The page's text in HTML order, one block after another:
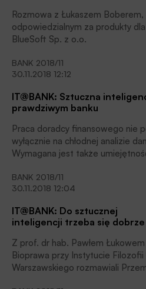
Rozmowa z Łukaszem
odpowiedzialnym za produkty
BlueSoft Sp. z o.o.
BANK 2018/11
30.11.2018 12:12
IT@BANK: Sztuczna
prawdziwym banku
Praca doradcy finansowego nie
wyłącznie na chłodnej analizie
Wymagana jest także
klienta. Sztuczna inteligencja
bardzo dobrym wsparciem dla
razem z wnioskami, ale finalna,
decyzja wymaga pewnego
ludzkiego, którego maszyny w
obecnej nie posiadają.
BANK 2018/11
30.11.2018 12:04
IT@BANK: Do sztucznej
inteligencji trzeba się
Z prof. dr hab. Pawłem
Bioprawa przy Instytucie
Warszawskiego rozmawiali